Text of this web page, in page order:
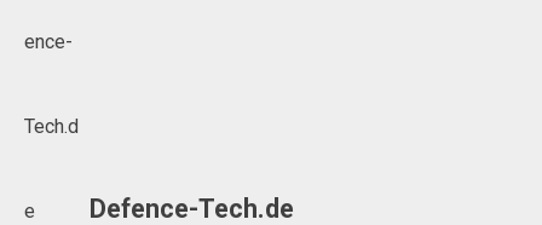
Defence-Tech.de